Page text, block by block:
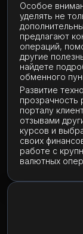
Особое
уделять не
предлагают
операций,
другие
найдете
обменного
Развитие
прозрачность
порталу
отзывами
курсов и
своих
работе с
валютных